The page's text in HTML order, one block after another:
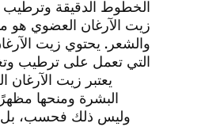
الخطوط الدقيقة وترطيب
زيت الآرغان العضوي هو
التي تعمل على ترطيب
يعتبر زيت الآرغان
البشرة ومنحها
وليس ذلك فحسب، بل